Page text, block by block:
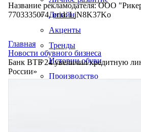
Дизайн
Акценты
Тренды
Истории обуви
Производство
Название рекламодателя: ООО
7703335074, erid: LjN8K37Ko
Главная
Новости обувного бизнеса
Банк ВТБ 24 увеличил кредитную
России»